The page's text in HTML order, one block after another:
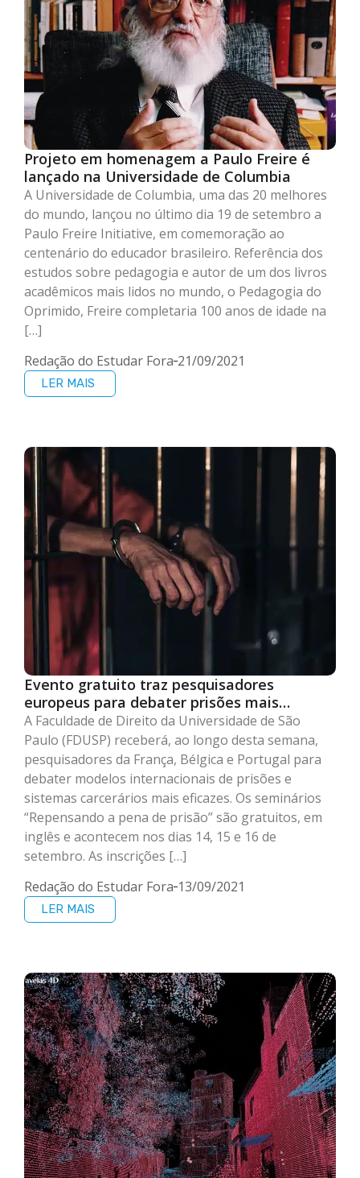
Projeto em homenagem a Paulo Freire é
lançado na Universidade de Columbia
A Universidade de Columbia, uma das 20 melhores
do mundo, lançou no último dia 19 de setembro a
Paulo Freire Initiative, em comemoração ao
centenário do educador brasileiro. Referência dos
estudos sobre pedagogia e autor de um dos livros
acadêmicos mais lidos no mundo, o Pedagogia do
Oprimido, Freire completaria 100 anos de idade na
[…]
Redação do Estudar Fora 21/09/2021
LER MAIS
Evento gratuito traz pesquisadores
europeus para debater prisões mais
eficazes
A Faculdade de Direito da Universidade de São
Paulo (FDUSP) receberá, ao longo desta semana,
pesquisadores da França, Bélgica e Portugal para
debater modelos internacionais de prisões e
sistemas carcerários mais eficazes. Os seminários
“Repensando a pena de prisão” são gratuitos, em
inglês e acontecem nos dias 14, 15 e 16 de
setembro. As inscrições […]
Redação do Estudar Fora 13/09/2021
LER MAIS